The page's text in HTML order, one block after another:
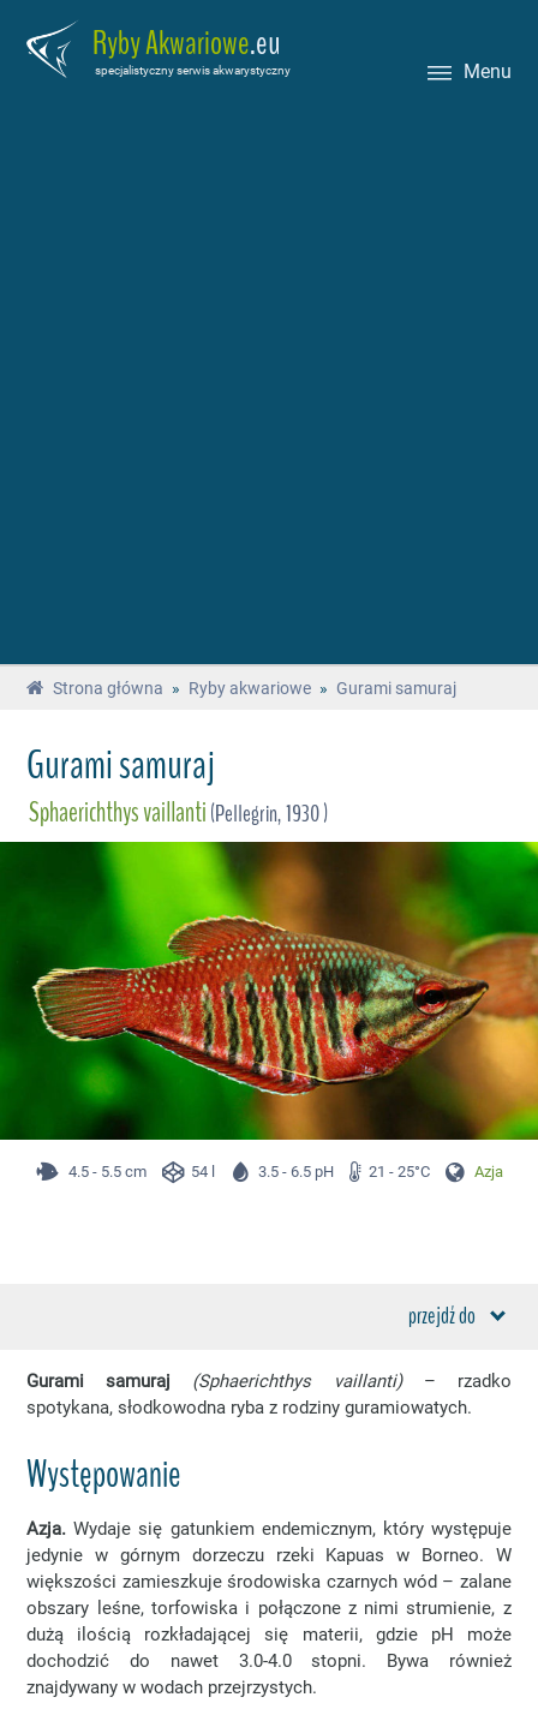
Ryby Akwariowe.eu
specjalistyczny serwis akwarystyczny Menu
Strona główna » Ryby akwariowe » Gurami samuraj
Gurami samuraj
Sphaerichthys vaillanti(Pellegrin, 1930 )
4.5 - 5.5 cm 54 l 3.5 - 6.5 pH 21 - 25°C Azja
przejdź do
Gurami samuraj (Sphaerichthys vaillanti)– rzadko
spotykana, słodkowodna ryba z rodziny guramiowatych.
Występowanie
Azja. Wydaje się gatunkiem endemicznym, który występuje
jedynie w górnym dorzeczu rzeki Kapuas w Borneo. W
większości zamieszkuje środowiska czarnych wód – zalane
obszary leśne, torfowiska i połączone z nimi strumienie, z
dużą ilością rozkładającej się materii, gdzie pH może
dochodzić do nawet 3.0-4.0 stopni. Bywa również
znajdywany w wodach przejrzystych.